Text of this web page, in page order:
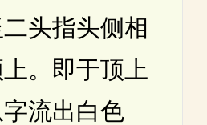
头指头侧相
。即于顶上
流出白色